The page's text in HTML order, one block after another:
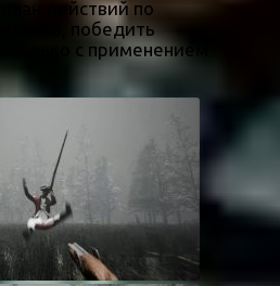
действий по
победить
с применением